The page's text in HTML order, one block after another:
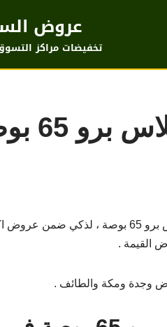
عروض
تخفيضات مراكز
سعر
عروض اكسترا على سعر تلفزيون كلاس
القيمة .
وجدة ومكة والطائف .